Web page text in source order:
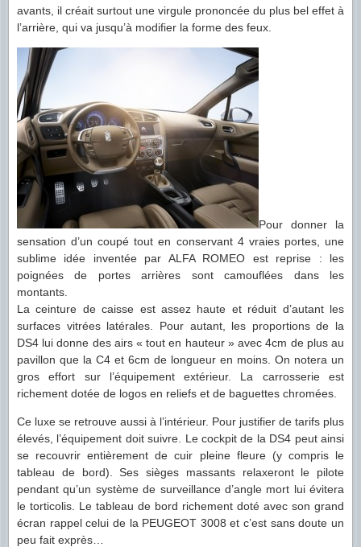
avants, il créait surtout une virgule prononcée du plus bel effet à
l’arrière, qui va jusqu’à modifier la forme des feux.
Pour donner la
sensation d’un coupé tout en conservant 4 vraies portes, une
sublime idée inventée par ALFA ROMEO est reprise : les
poignées de portes arrières sont camouflées dans les
montants.
La ceinture de caisse est assez haute et réduit d’autant les
surfaces vitrées latérales. Pour autant, les proportions de la
DS4 lui donne des airs « tout en hauteur » avec 4cm de plus au
pavillon que la C4 et 6cm de longueur en moins. On notera un
gros effort sur l’équipement extérieur. La carrosserie est
richement dotée de logos en reliefs et de baguettes chromées.
Ce luxe se retrouve aussi à l’intérieur. Pour justifier de tarifs plus
élevés, l’équipement doit suivre. Le cockpit de la DS4 peut ainsi
se recouvrir entièrement de cuir pleine fleure (y compris le
tableau de bord). Ses sièges massants relaxeront le pilote
pendant qu’un système de surveillance d’angle mort lui évitera
le torticolis. Le tableau de bord richement doté avec son grand
écran rappel celui de la PEUGEOT 3008 et c’est sans doute un
peu fait exprès…